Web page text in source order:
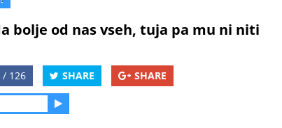
bolje od nas vseh, tuja pa mu ni niti
/ 126 SHARE SHARE